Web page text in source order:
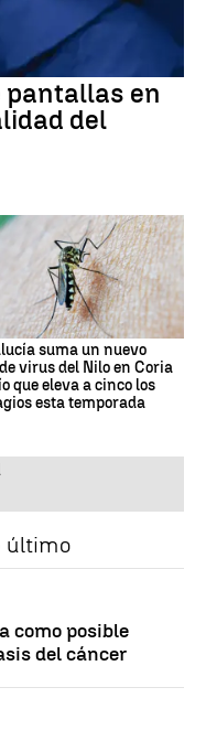
pantallas en
del
suma un nuevo
virus del Nilo en Coria
que eleva a cinco los
esta temporada
último
como posible
del cáncer